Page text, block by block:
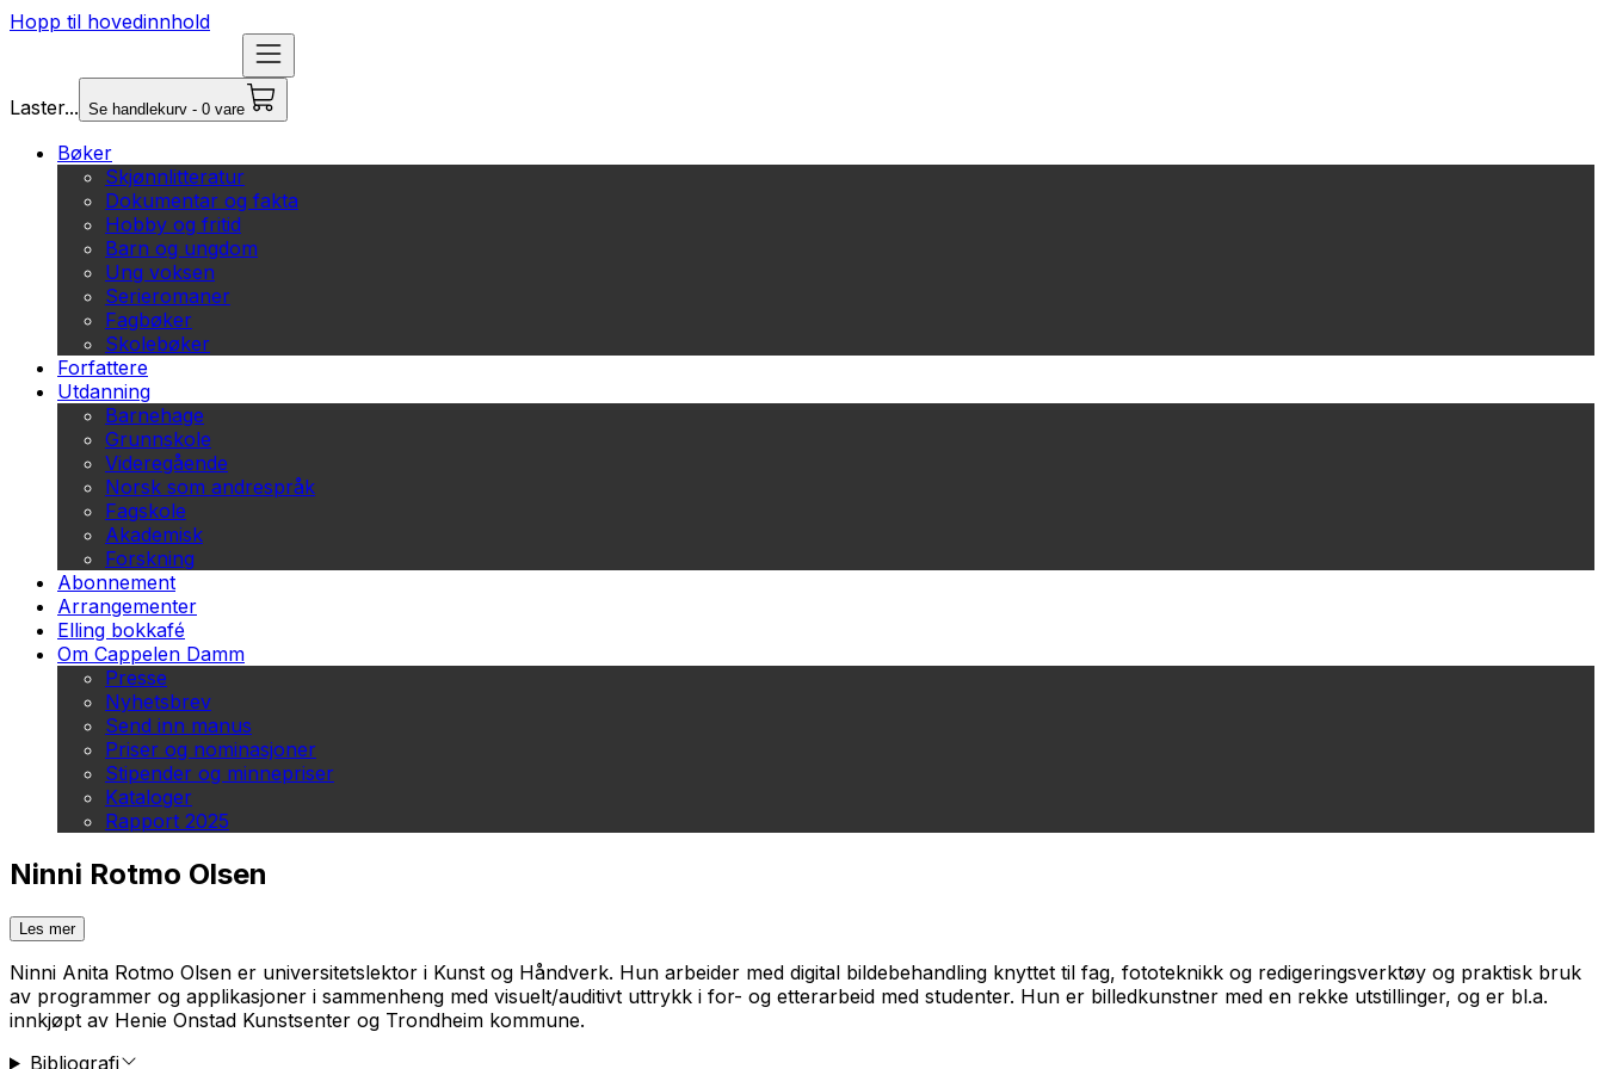
Hopp til hovedinnhold
Laster... Se handlekurv - 0 vare
Bøker
Skjønnlitteratur
Dokumentar og fakta
Hobby og fritid
Barn og ungdom
Ung voksen
Serieromaner
Fagbøker
Skolebøker
Forfattere
Utdanning
Barnehage
Grunnskole
Videregående
Norsk som andrespråk
Fagskole
Akademisk
Forskning
Abonnement
Arrangementer
Elling bokkafé
Om Cappelen Damm
Presse
Nyhetsbrev
Send inn manus
Priser og nominasjoner
Stipender og minnepriser
Kataloger
Rapport 2025
Ninni Rotmo Olsen
Les mer
Ninni Anita Rotmo Olsen er universitetslektor i Kunst og Håndverk. Hun arbeider med digital bildebehandling knyttet til fag, fototeknikk og redigeringsverktøy og praktisk bruk
av programmer og applikasjoner i sammenheng med visuelt/auditivt uttrykk i for- og etterarbeid med studenter. Hun er billedkunstner med en rekke utstillinger, og er bl.a.
innkjøpt av Henie Onstad Kunstsenter og Trondheim kommune.
Bibliografi